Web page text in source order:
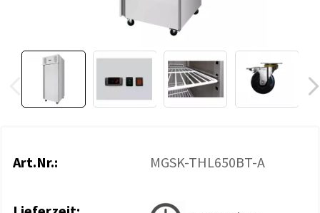
Art.Nr.: MGSK-THL650BT-A